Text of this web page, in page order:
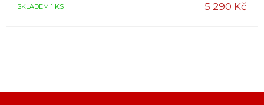
SKLADEM 1 KS 5 290 Kč